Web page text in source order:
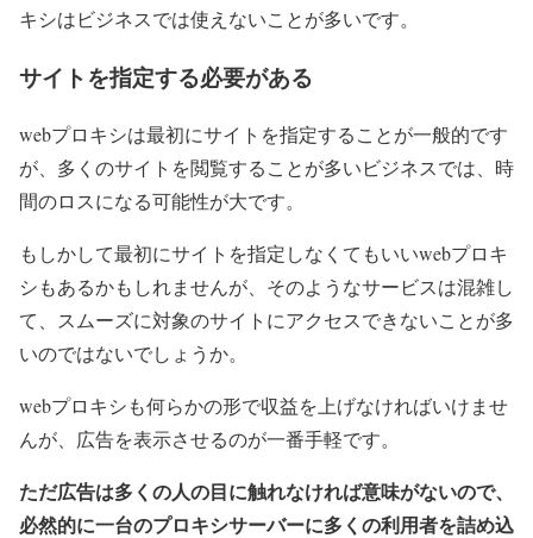
キシはビジネスでは使えないことが多いです。
サイトを指定する必要がある
webプロキシは最初にサイトを指定することが一般的です
が、多くのサイトを閲覧することが多いビジネスでは、時
間のロスになる可能性が大です。
もしかして最初にサイトを指定しなくてもいいwebプロキ
シもあるかもしれませんが、そのようなサービスは混雑し
て、スムーズに対象のサイトにアクセスできないことが多
いのではないでしょうか。
webプロキシも何らかの形で収益を上げなければいけませ
んが、広告を表示させるのが一番手軽です。
ただ広告は多くの人の目に触れなければ意味がないので、
必然的に一台のプロキシサーバーに多くの利用者を詰め込